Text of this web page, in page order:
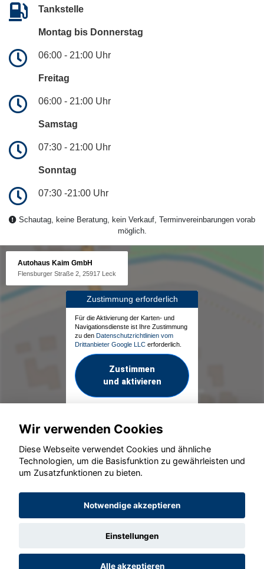
Tankstelle
Montag bis Donnerstag
06:00 - 21:00 Uhr
Freitag
06:00 - 21:00 Uhr
Samstag
07:30 - 21:00 Uhr
Sonntag
07:30 -21:00 Uhr
Schautag, keine Beratung, kein Verkauf, Terminvereinbarungen vorab
möglich.
Autohaus Kaim GmbH
Flensburger Straße 2, 25917 Leck
Zustimmung erforderlich
Für die Aktivierung der Karten- und
Navigationsdienste ist Ihre Zustimmung
zu den Datenschutzrichtlinien vom
Drittanbieter Google LLC erforderlich.
Zustimmen
und aktivieren
© konjunkturmotor.de GmbH 2020 - 2026
Wir verwenden Cookies
Diese Webseite verwendet Cookies und ähnliche
Technologien, um die Basisfunktion zu gewährleisten und
um Zusatzfunktionen zu bieten.
Notwendige akzeptieren
Einstellungen
Alle akzeptieren